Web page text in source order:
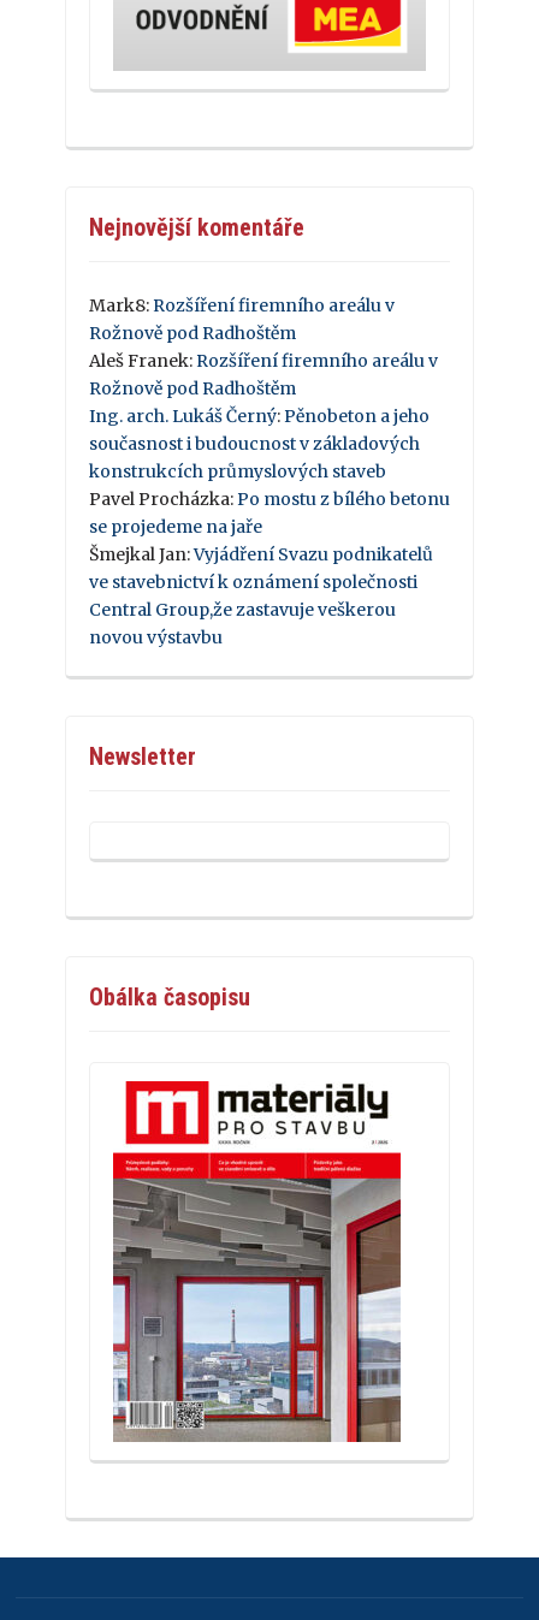
Nejnovější komentáře
Mark8:Rozšíření firemního areálu v
Rožnově pod Radhoštěm
Aleš Franek:Rozšíření firemního areálu v
Rožnově pod Radhoštěm
Ing. arch. Lukáš Černý:Pěnobeton a jeho
současnost i budoucnost v základových
konstrukcích průmyslových staveb
Pavel Procházka:Po mostu z bílého betonu
se projedeme na jaře
Šmejkal Jan:Vyjádření Svazu podnikatelů
ve stavebnictví k oznámení společnosti
Central Group,že zastavuje veškerou
novou výstavbu
Newsletter
Obálka časopisu